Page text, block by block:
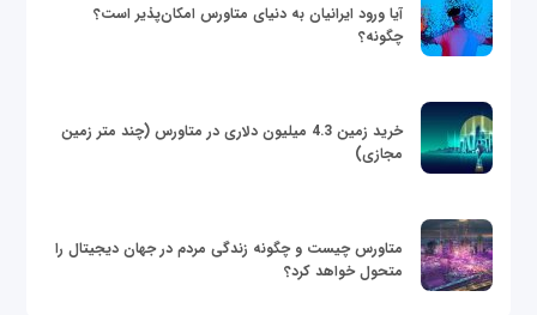
آیا ورود ایرانیان به دنیای متاورس امکان‌پذیر است؟
چگونه؟
خرید زمین 4.3 میلیون دلاری در متاورس (چند متر زمین
مجازی)
متاورس چیست و چگونه زندگی مردم در جهان دیجیتال را
متحول خواهد کرد؟